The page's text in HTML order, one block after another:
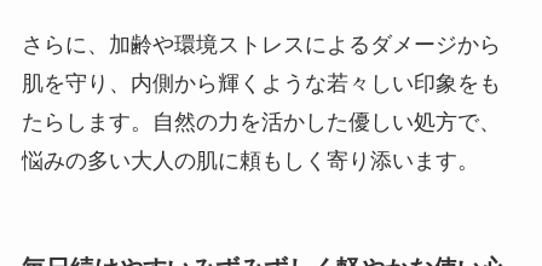
さらに、加齢や環境ストレスによるダメージから
肌を守り、内側から輝くような若々しい印象をも
たらします。自然の力を活かした優しい処方で、
悩みの多い大人の肌に頼もしく寄り添います。